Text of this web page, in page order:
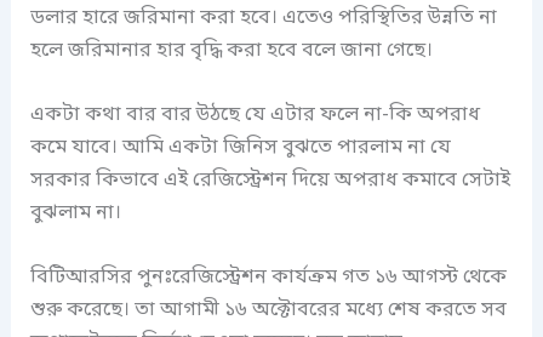
ডলার হারে জরিমানা করা হবে। এতেও পরিস্থিতির উন্নতি না
হলে জরিমানার হার বৃদ্ধি করা হবে বলে জানা গেছে।
একটা কথা বার বার উঠছে যে এটার ফলে না-কি অপরাধ
কমে যাবে। আমি একটা জিনিস বুঝতে পারলাম না যে
সরকার কিভাবে এই রেজিস্ট্রেশন দিয়ে অপরাধ কমাবে সেটাই
বুঝলাম না।
বিটিআরসির পুনঃরেজিস্ট্রেশন কার্যক্রম গত ১৬ আগস্ট থেকে
শুরু করেছে। তা আগামী ১৬ অক্টোবরের মধ্যে শেষ করতে সব